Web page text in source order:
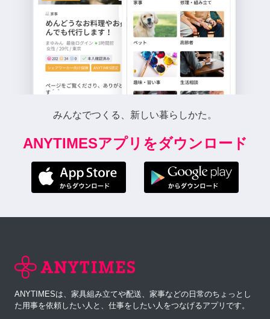
みんなでつくる、新しい暮らしかた。
ANYTIMESアプリをダウンロード
ANYTIMESは、家具組み立てや配送、家事などの日常のちょっとし
た用事を依頼したい人と、仕事をしたい人をつなげるアプリです。